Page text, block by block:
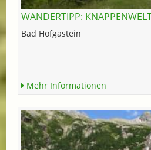
WANDERTIPP:
Bad Hofgastein
Mehr Informationen